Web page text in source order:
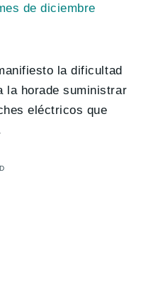
de diciembre
la dificultad
la horade suministrar
eléctricos que